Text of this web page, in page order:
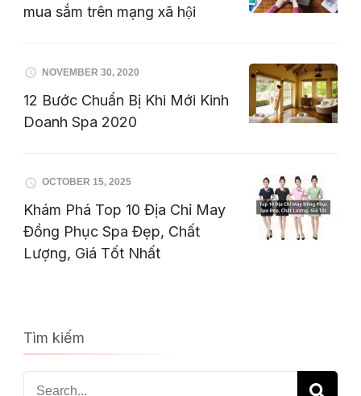
mua sắm trên mạng xã hội
NOVEMBER 30, 2020
12 Bước Chuẩn Bị Khi Mới Kinh
Doanh Spa 2020
OCTOBER 15, 2025
Khám Phá Top 10 Địa Chỉ May
Đồng Phục Spa Đẹp, Chất
Lượng, Giá Tốt Nhất
Tìm kiếm
Search